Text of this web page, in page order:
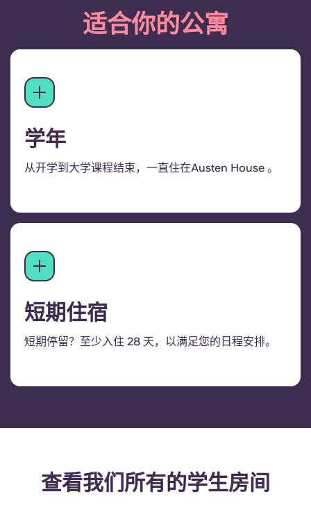
适合你的公寓
学年
从开学到大学课程结束，一直住在Austen House 。
短期住宿
短期停留？至少入住 28 天，以满足您的日程安排。
查看我们所有的学生房间